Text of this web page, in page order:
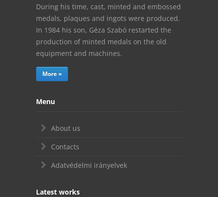
During his time, cast, minted and embossed
medals, plaques and ingots were produced.
In 1984 his son, Géza Szabó restarted the
production of minted medals on the old
equipment and machines.
More »
Menu
About us
Contacts
Adatvédelmi irányelvek
Latest works